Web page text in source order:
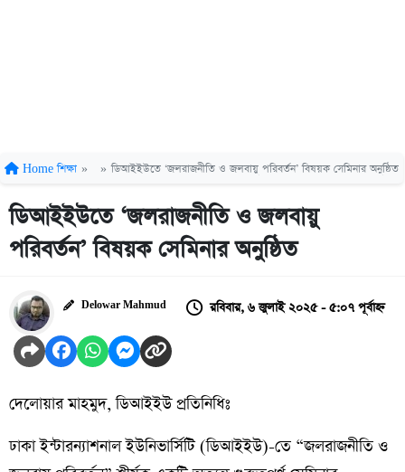
Home শিক্ষা » » ডিআইইউতে ‘জলরাজনীতি ও জলবায়ু পরিবর্তন’ বিষয়ক সেমিনার অনুষ্ঠিত
ডিআইইউতে ‘জলরাজনীতি ও জলবায়ু
পরিবর্তন’ বিষয়ক সেমিনার অনুষ্ঠিত
Delowar Mahmud রবিবার, ৬ জুলাই ২০২৫ - ৫:০৭ পূর্বাহ্ন
দেলোয়ার মাহমুদ, ডিআইইউ প্রতিনিধিঃ
ঢাকা ইন্টারন্যাশনাল ইউনিভার্সিটি (ডিআইইউ)-তে “জলরাজনীতি ও